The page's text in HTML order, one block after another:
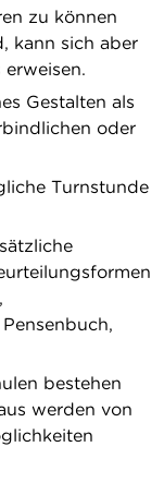
zu können
kann sich aber
Gestalten als
oder
Turnstunde
bestehen
werden von